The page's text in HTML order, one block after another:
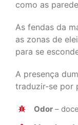
como as
As fendas da
as zonas de
para se
A presença
traduzir-se por
Odor –